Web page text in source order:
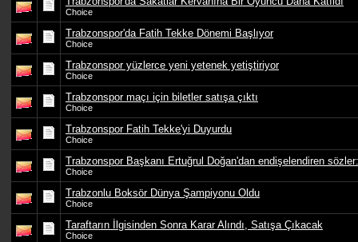
Choice
Trabzonspor'da Fatih Tekke Dönemi Başlıyor
Choice
Trabzonspor yüzlerce yeni yetenek yetiştiriyor
Choice
Trabzonspor maçı için biletler satışa çıktı
Choice
Trabzonspor Fatih Tekke'yi Duyurdu
Choice
Trabzonspor Başkanı Ertuğrul Doğan'dan endişelendiren
Choice
Trabzonlu Boksör Dünya Şampiyonu Oldu
Choice
Taraftarın İlgisinden Sonra Karar Alındı, Satışa Çıkacak
Choice